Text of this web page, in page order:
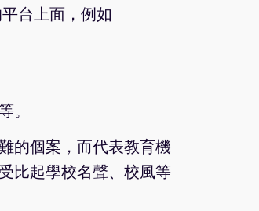
台上面，例如
。
的個案，而代表教育機
比起學校名聲、校風等